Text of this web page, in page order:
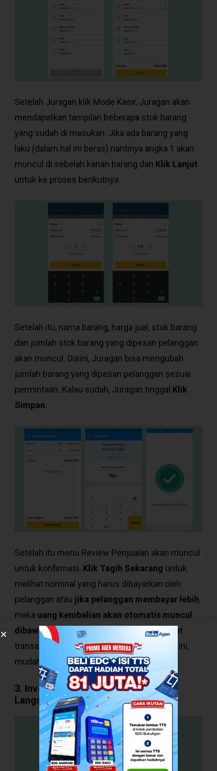
Setelah Juragan klik Mode Kasir, Juragan akan
mendapatkan tampilan beberapa stok barang
yang sudah di masukan. Jika ada barang yang
laku (dalam hal ini beras) nantinya angka 1 akan
muncul di sebelah kanan barang dan Klik Lanjut
untuk ke proses berikutnya.
Setelah itu, nama barang, harga jual, stok barang
dan jumlah stok barang yang dipesan pelanggan
akan muncul. Disini, Juragan bisa mengubah
jumlah barang yang dipesan pelanggan sesuai
permintaan. Kalau sudah, Juragan tinggal Klik
Simpan.
Setelah itu menu Review Penjualan akan muncul
untuk konfirmasi. Klik Tagih Sekarang untuk
melihat nominal yang harus dibayarkan oleh
pelanggan atau jika pelanggan membayar lebih,
maka uang kembalian akan otomatis muncul
dibawah. Selamat, Juragan sudah membuat
transaksi pertama dengan fitur Mode Kasir ini,
mudah sekali bukan?
3. Invoice Akan Muncul dan Bisa
Langsung Dicetak/Dibagikan